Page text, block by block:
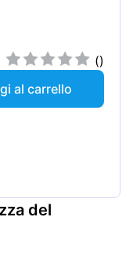
()
al carrello
del